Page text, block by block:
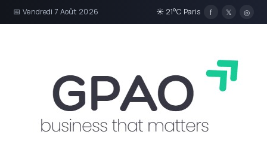
📅 Vendredi 7 Août 2026 ☀ 21°C Paris f 𝕏 ◎